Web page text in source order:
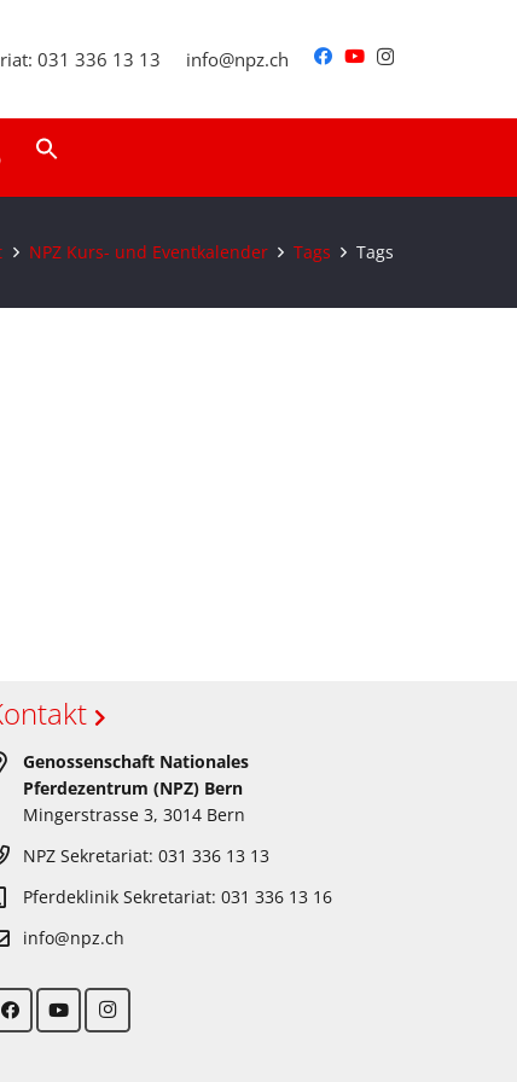
031 336 13 13 info@npz.ch
for:
NPZ Kurs- und Eventkalender Tags Tags
Genossenschaft Nationales
Pferdezentrum (NPZ) Bern
Mingerstrasse 3, 3014 Bern
NPZ Sekretariat: 031 336 13 13
Pferdeklinik Sekretariat: 031 336 13 16
info@npz.ch